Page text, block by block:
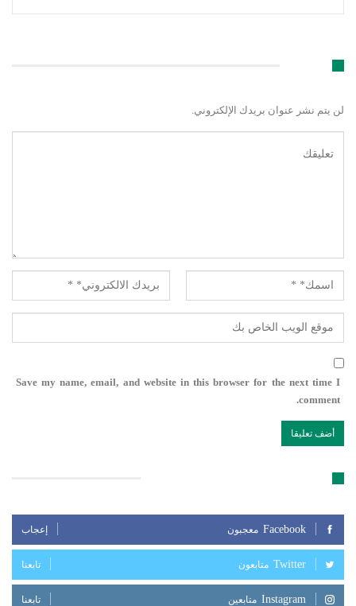
لن يتم نشر عنوان بريدك الإلكتروني.
Save my name, email, and website in this browser for the next time I
comment.
Facebook معجبون إعجاب
Twitter متابعون تابعنا
Instagram متابعين تابعنا